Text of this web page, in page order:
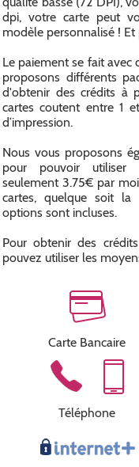
dpi, votre carte peut
modèle personnalisé !
Le paiement se fait avec
proposons différents
d'obtenir des crédits à
cartes coutent entre 1
d’impression.
Nous vous proposons
pour pouvoir utiliser
seulement 3.75€ par
cartes, quelque soit
options sont incluses.
Pour obtenir des
pouvez utiliser les
Carte Bancaire
Téléphone